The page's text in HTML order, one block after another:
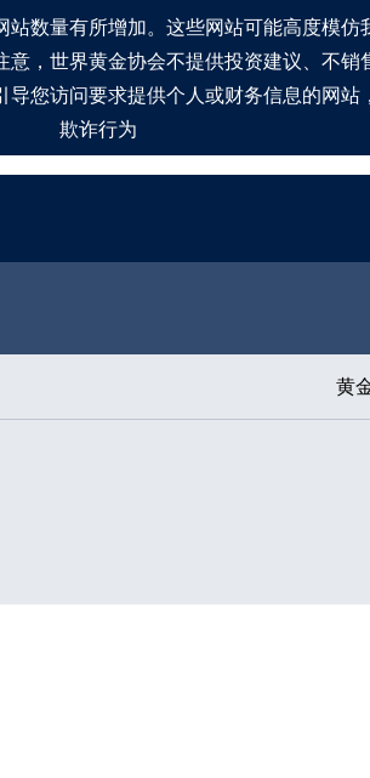
数量有所增加。这些网站可能高度模仿
，世界黄金协会不提供投资建议、不销
您访问要求提供个人或财务信息的网站
欺诈行为
黄